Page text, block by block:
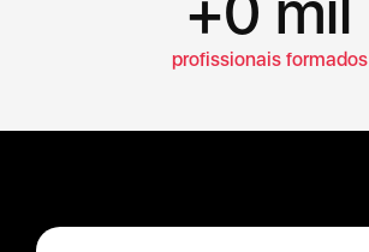
profissionais formados